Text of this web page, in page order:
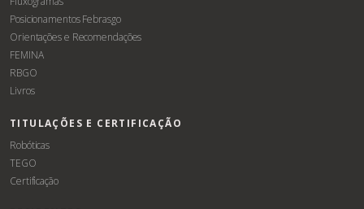
Posicionamentos Febrasgo
Orientações e Recomendações
FEMINA
RBGO
Livros
TITULAÇÕES E CERTIFICAÇÃO
Robóticas
TEGO
Certificação